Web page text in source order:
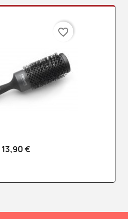
13,90 €
favorite_border